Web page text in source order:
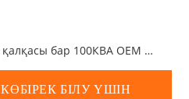
Үнсіз қалқасы бар 100КВА OEM Cummins дизельдік генераторы
КӨБІРЕК БІЛУ ҮШІН